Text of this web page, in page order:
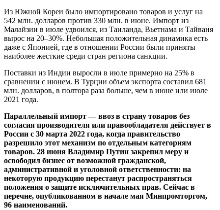
Из Южной Кореи было импортировано товаров и услуг на
542 млн. долларов против 330 млн. в июне. Импорт из
Малайзии в июле удвоился, из Таиланда, Вьетнама и Тайваня
вырос на 20–30%. Небольшая положительная динамика есть
даже с Японией, где в отношении России были приняты
наиболее жесткие среди стран региона санкции.
Поставки из Индии выросли в июле примерно на 25% в
сравнении с июнем. В Турции объем экспорта составил 681
млн. долларов, в полтора раза больше, чем в июне или июле
2021 года.
Параллельный импорт — ввоз в страну товаров без
согласия производителя или правообладателя действует в
России с 30 марта 2022 года, когда правительство
разрешило этот механизм по отдельным категориям
товаров. 28 июня Владимир Путин закрепил меру и
освободил бизнес от возможной гражданской,
административной и уголовной ответственности: на
некоторую продукцию перестанут распространяться
положения о защите исключительных прав. Сейчас в
перечне, опубликованном в начале мая Минпромторгом,
96 наименований.